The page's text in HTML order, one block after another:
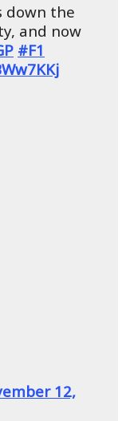
down the
and now
#F1
12,